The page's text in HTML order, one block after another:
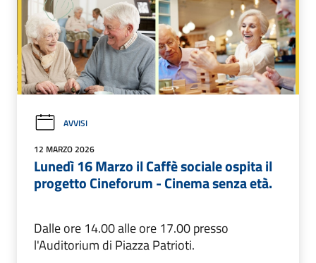
AVVISI
12 MARZO 2026
Lunedì 16 Marzo il Caffè sociale ospita il
progetto Cineforum - Cinema senza età.
Dalle ore 14.00 alle ore 17.00 presso
l'Auditorium di Piazza Patrioti.